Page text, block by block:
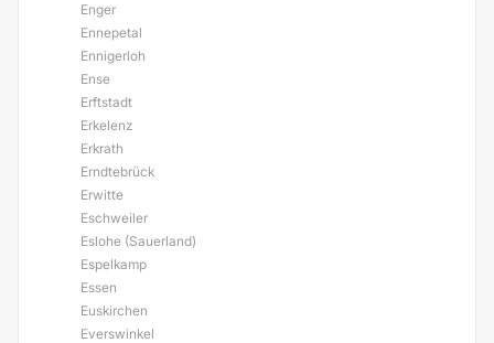
Enger
Ennepetal
Ennigerloh
Ense
Erftstadt
Erkelenz
Erkrath
Erndtebrück
Erwitte
Eschweiler
Eslohe (Sauerland)
Espelkamp
Essen
Euskirchen
Everswinkel